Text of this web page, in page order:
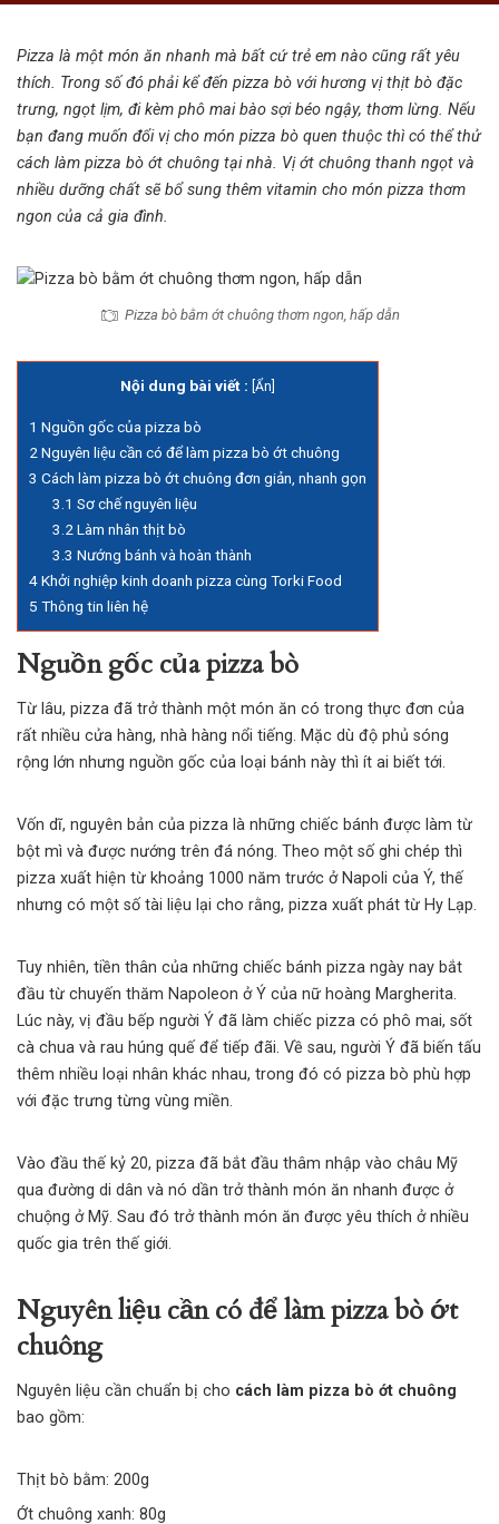
Pizza là một món ăn nhanh mà bất cứ trẻ em nào cũng rất yêu
thích. Trong số đó phải kể đến pizza bò với hương vị thịt bò đặc
trưng, ngọt lịm, đi kèm phô mai bào sợi béo ngậy, thơm lừng. Nếu
bạn đang muốn đổi vị cho món pizza bò quen thuộc thì có thể thử
cách làm pizza bò ớt chuông tại nhà. Vị ớt chuông thanh ngọt và
nhiều dưỡng chất sẽ bổ sung thêm vitamin cho món pizza thơm
ngon của cả gia đình.
Pizza bò bằm ớt chuông thơm ngon, hấp dẫn
Nội dung bài viết : Ẩn
1 Nguồn gốc của pizza bò
2 Nguyên liệu cần có để làm pizza bò ớt chuông
3 Cách làm pizza bò ớt chuông đơn giản, nhanh gọn
3.1 Sơ chế nguyên liệu
3.2 Làm nhân thịt bò
3.3 Nướng bánh và hoàn thành
4Khởi nghiệp kinh doanh pizza cùng Torki Food
5 Thông tin liên hệ
Nguồn gốc của pizza bò
Từ lâu, pizza đã trở thành một món ăn có trong thực đơn của
rất nhiều cửa hàng, nhà hàng nổi tiếng. Mặc dù độ phủ sóng
rộng lớn nhưng nguồn gốc của loại bánh này thì ít ai biết tới.
Vốn dĩ, nguyên bản của pizza là những chiếc bánh được làm từ
bột mì và được nướng trên đá nóng. Theo một số ghi chép thì
pizza xuất hiện từ khoảng 1000 năm trước ở Napoli của Ý, thế
nhưng có một số tài liệu lại cho rằng, pizza xuất phát từ Hy Lạp.
Tuy nhiên, tiền thân của những chiếc bánh pizza ngày nay bắt
đầu từ chuyến thăm Napoleon ở Ý của nữ hoàng Margherita.
Lúc này, vị đầu bếp người Ý đã làm chiếc pizza có phô mai, sốt
cà chua và rau húng quế để tiếp đãi. Về sau, người Ý đã biến tấu
thêm nhiều loại nhân khác nhau, trong đó có pizza bò phù hợp
với đặc trưng từng vùng miền.
Vào đầu thế kỷ 20, pizza đã bắt đầu thâm nhập vào châu Mỹ
qua đường di dân và nó dần trở thành món ăn nhanh được ở
chuộng ở Mỹ. Sau đó trở thành món ăn được yêu thích ở nhiều
quốc gia trên thế giới.
Nguyên liệu cần có để làm pizza bò ớt
chuông
Nguyên liệu cần chuẩn bị cho cách làm pizza bò ớt chuông
bao gồm:
Thịt bò bằm: 200g
Ớt chuông xanh: 80g